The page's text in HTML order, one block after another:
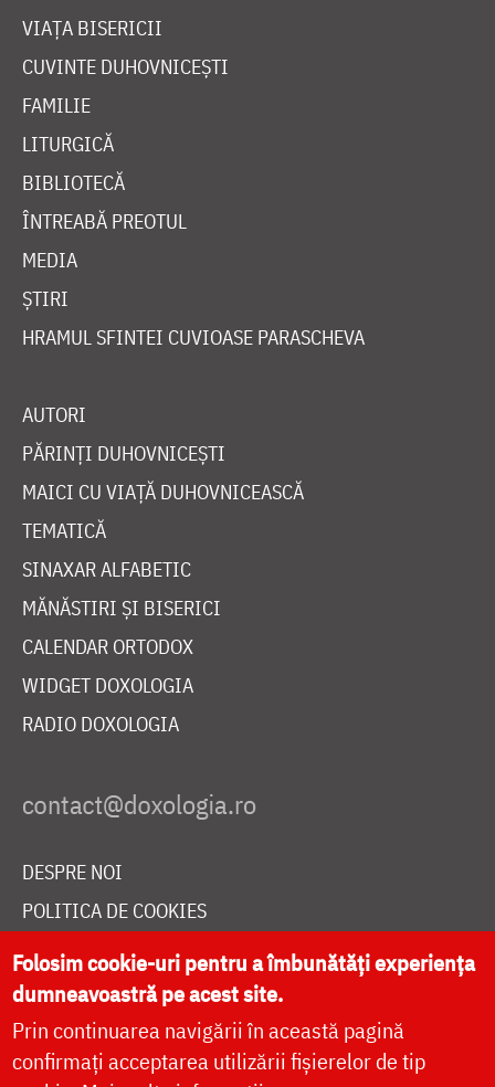
VIAȚA BISERICII
CUVINTE DUHOVNICEȘTI
FAMILIE
LITURGICĂ
BIBLIOTECĂ
ÎNTREABĂ PREOTUL
MEDIA
ȘTIRI
HRAMUL SFINTEI CUVIOASE PARASCHEVA
AUTORI
PĂRINȚI DUHOVNICEȘTI
MAICI CU VIAȚĂ DUHOVNICEASCĂ
TEMATICĂ
SINAXAR ALFABETIC
MĂNĂSTIRI ȘI BISERICI
CALENDAR ORTODOX
WIDGET DOXOLOGIA
RADIO DOXOLOGIA
DESPRE NOI
POLITICA DE COOKIES
DONEAZĂ ONLINE PENTRU CATEDRALA NAȚIONALĂ
LIVE
Folosim cookie-uri pentru a îmbunătăți experiența
dumneavoastră pe acest site.
Prin continuarea navigării în această pagină
confirmați acceptarea utilizării fișierelor de tip